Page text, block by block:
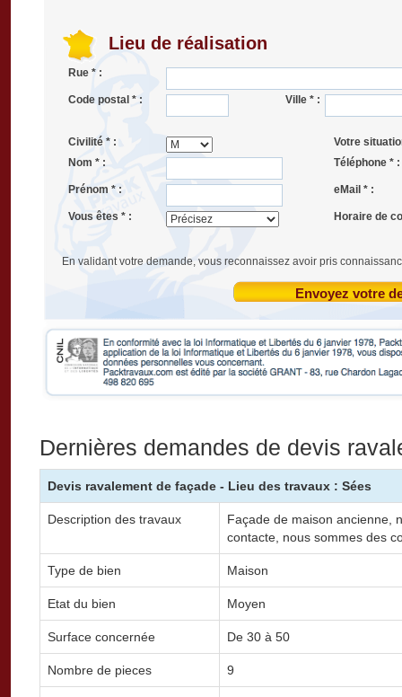
Lieu de réalisation
Rue * :
Code postal * : Ville * :
Civilité * :
Votre
Nom * :
Téléphone * :
Prénom * : eMail * :
Vous êtes * : Horaire de
En validant votre demande, vous reconnaissez avoir pris
Envoyez votre
Dernières demandes de devis
Devis ravalement de façade - Lieu des travaux : Sées
Description des travaux
Façade de maison ancienne,
contacte, nous sommes des
Type de bien Maison
Etat du bien Moyen
Surface concernée De 30 à 50
Nombre de pieces 9